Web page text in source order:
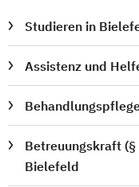
Studieren in
Assistenz und
Betreuungskraft
Bielefeld